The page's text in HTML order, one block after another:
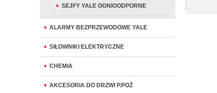
SEJFY YALE OGNIOODPORNE
ALARMY BEZPRZEWODOWE YALE
SIŁOWNIKI ELEKTRYCZNE
CHEMIA
AKCESORIA DO DRZWI P.POŻ